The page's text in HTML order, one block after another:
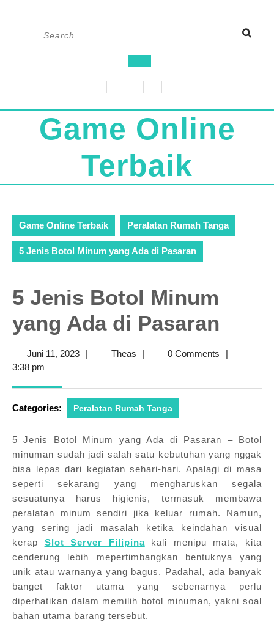
Button
Game Online
Terbaik
Game Online Terbaik Peralatan Rumah Tanga
5 Jenis Botol Minum yang Ada di Pasaran
5 Jenis Botol Minum
yang Ada di Pasaran
Juni 11, 2023Juni
| TheasTheas
| 0 Comments
|
3:38 pm
Categories: Peralatan Rumah Tanga
5 Jenis Botol Minum yang Ada di Pasaran – Botol
minuman sudah jadi salah satu kebutuhan yang nggak
bisa lepas dari kegiatan sehari-hari. Apalagi di masa
seperti sekarang yang mengharuskan segala
sesuatunya harus higienis, termasuk membawa
peralatan minum sendiri jika keluar rumah. Namun,
yang sering jadi masalah ketika keindahan visual
kerap Slot Server Filipinakali menipu mata, kita
cenderung lebih mepertimbangkan bentuknya yang
unik atau warnanya yang bagus. Padahal, ada banyak
banget faktor utama yang sebenarnya perlu
diperhatikan dalam memilih botol minuman, yakni soal
bahan utama barang tersebut.